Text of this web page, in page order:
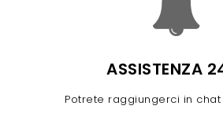
ASSISTENZA
Potrete raggiungerci in